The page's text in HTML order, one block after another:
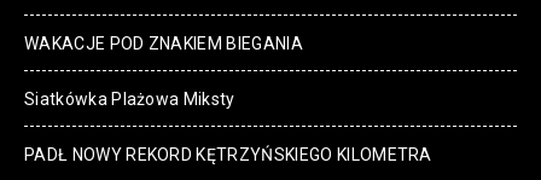
WAKACJE POD ZNAKIEM BIEGANIA
Siatkówka Plażowa Miksty
PADŁ NOWY REKORD KĘTRZYŃSKIEGO KILOMETRA